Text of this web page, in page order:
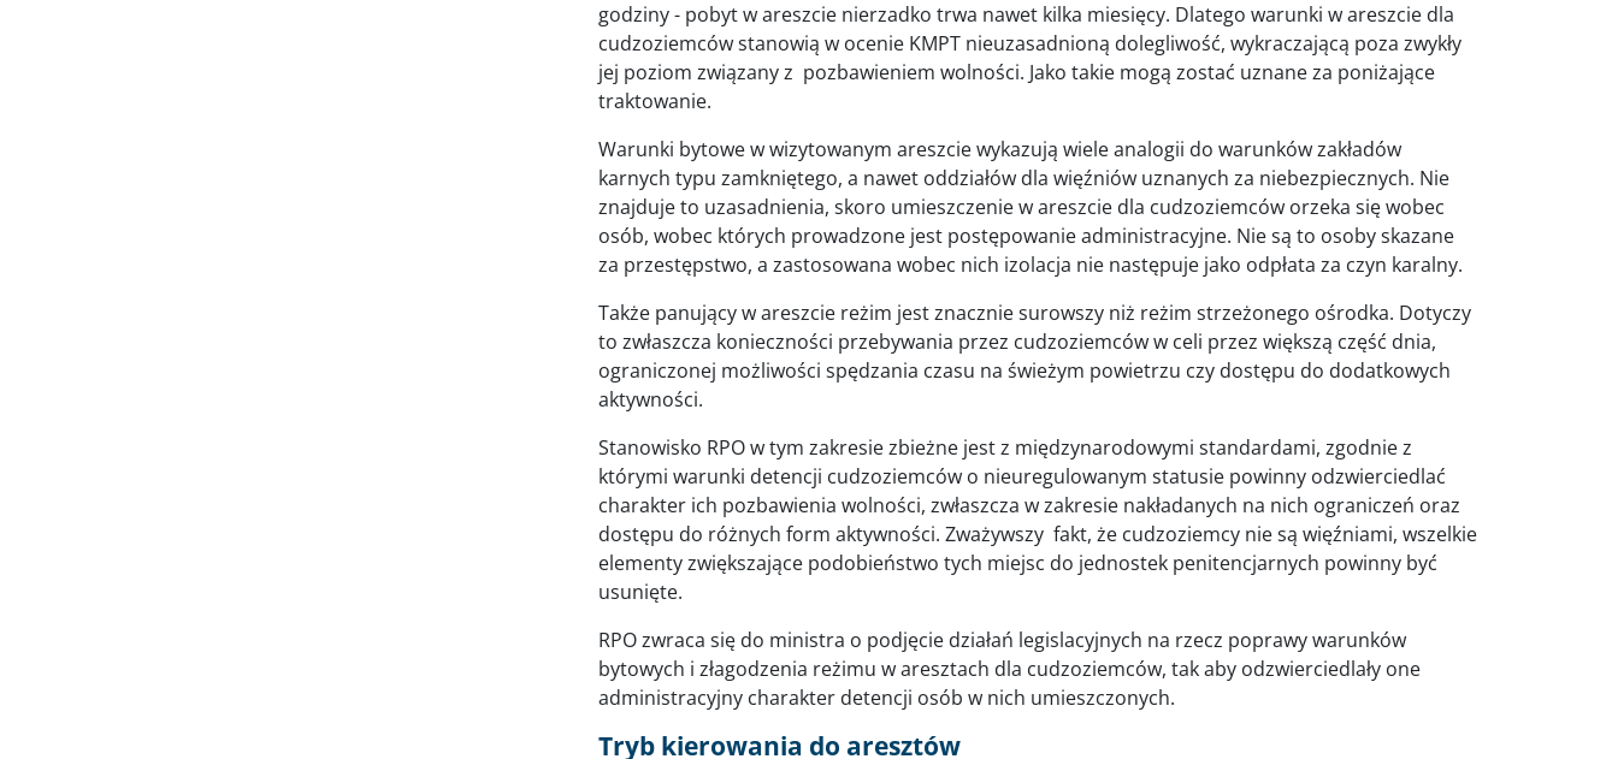
godziny - pobyt w areszcie nierzadko trwa nawet kilka miesięcy. Dlatego warunki w areszcie dla
cudzoziemców stanowią w ocenie KMPT nieuzasadnioną dolegliwość, wykraczającą poza zwykły
jej poziom związany z pozbawieniem wolności. Jako takie mogą zostać uznane za poniżające
traktowanie.
Warunki bytowe w wizytowanym areszcie wykazują wiele analogii do warunków zakładów
karnych typu zamkniętego, a nawet oddziałów dla więźniów uznanych za niebezpiecznych. Nie
znajduje to uzasadnienia, skoro umieszczenie w areszcie dla cudzoziemców orzeka się wobec
osób, wobec których prowadzone jest postępowanie administracyjne. Nie są to osoby skazane
za przestępstwo, a zastosowana wobec nich izolacja nie następuje jako odpłata za czyn karalny.
Także panujący w areszcie reżim jest znacznie surowszy niż reżim strzeżonego ośrodka. Dotyczy
to zwłaszcza konieczności przebywania przez cudzoziemców w celi przez większą część dnia,
ograniczonej możliwości spędzania czasu na świeżym powietrzu czy dostępu do dodatkowych
aktywności.
Stanowisko RPO w tym zakresie zbieżne jest z międzynarodowymi standardami, zgodnie z
którymi warunki detencji cudzoziemców o nieuregulowanym statusie powinny odzwierciedlać
charakter ich pozbawienia wolności, zwłaszcza w zakresie nakładanych na nich ograniczeń oraz
dostępu do różnych form aktywności. Zważywszy fakt, że cudzoziemcy nie są więźniami, wszelkie
elementy zwiększające podobieństwo tych miejsc do jednostek penitencjarnych powinny być
usunięte.
RPO zwraca się do ministra o podjęcie działań legislacyjnych na rzecz poprawy warunków
bytowych i złagodzenia reżimu w aresztach dla cudzoziemców, tak aby odzwierciedlały one
administracyjny charakter detencji osób w nich umieszczonych.
Tryb kierowania do aresztów